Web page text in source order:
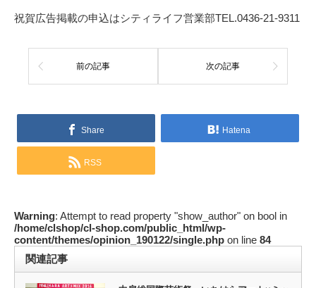
祝賀広告掲載の申込はシティライフ営業部TEL.0436-21-9311
前の記事 次の記事
Share Hatena
RSS
Warning: Attempt to read property "show_author" on bool in
/home/clshop/cl-shop.com/public_html/wp-
content/themes/opinion_190122/single.php on line 84
関連記事